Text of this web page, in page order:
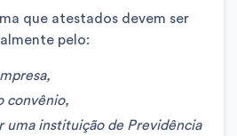
que atestados devem ser
pelo:
convênio,
uma instituição de Previdência